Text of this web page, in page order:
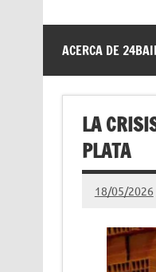
ACERCA DE
LA
PLATA
18/05/2026